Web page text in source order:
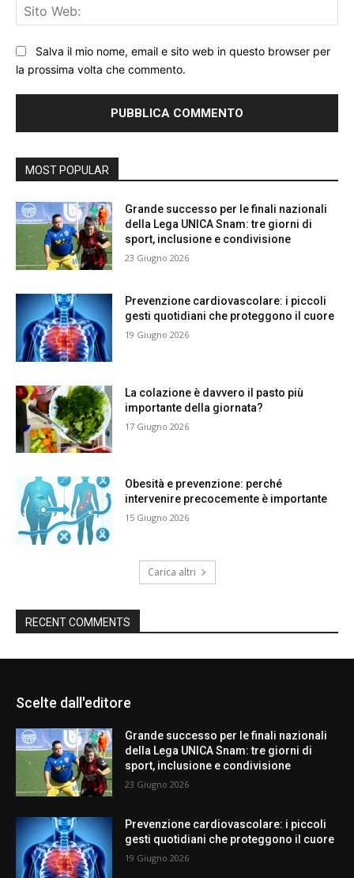
Salva il mio nome, email e sito web in questo browser per
la prossima volta che commento.
MOST POPULAR
Grande successo per le finali nazionali
della Lega UNICA Snam: tre giorni di
sport, inclusione e condivisione
23 Giugno 2026
Prevenzione cardiovascolare: i piccoli
gesti quotidiani che proteggono il cuore
19 Giugno 2026
La colazione è davvero il pasto più
importante della giornata?
17 Giugno 2026
Obesità e prevenzione: perché
intervenire precocemente è importante
15 Giugno 2026
Carica altri
RECENT COMMENTS
Scelte dall'editore
Grande successo per le finali nazionali
della Lega UNICA Snam: tre giorni di
sport, inclusione e condivisione
23 Giugno 2026
Prevenzione cardiovascolare: i piccoli
gesti quotidiani che proteggono il cuore
19 Giugno 2026